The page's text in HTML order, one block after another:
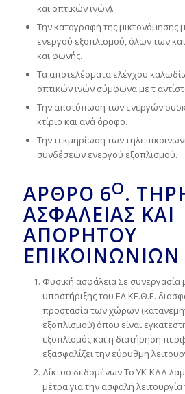
και οπτικών ινών).
Την καταγραφή της μικτονόμησης
ενεργού εξοπλισμού, όλων των
και φωνής.
Τα αποτελέσματα ελέγχου
οπτικών ινών σύμφωνα με τ
Την αποτύπωση των ενεργών
κτίριο και ανά όροφο.
Την τεκμηρίωση των
συνδέσεων ενεργού εξοπλισμού.
ΆΡΘΡΟ 6Ο.
ΑΣΦΆΛΕΙΑΣ ΚΑΙ
ΑΠΟΡΉΤΟΥ
ΕΠΙΚΟΙΝΩΝΙΏΝ
Φυσική ασφάλεια Σε συνεργασία
υποστήριξης του ΕΛ.ΚΕ.Θ.Ε.
προστασία των χώρων
εξοπλισμού) όπου είναι
εξοπλισμός και η διατήρηση
εξασφαλίζει την εύρυθμη
Δίκτυο δεδομένων Το ΥΚ-ΚΔΔ
μέτρα για την ασφαλή λειτουργία